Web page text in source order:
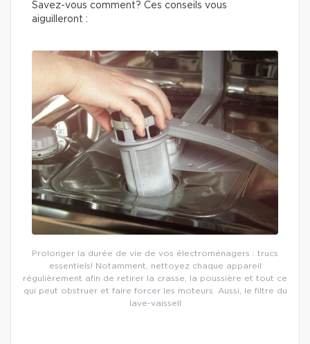
Savez-vous comment? Ces conseils vous
aiguilleront :
Prolonger la durée de vie de vos électroménagers : trucs
essentiels! Notamment, nettoyez chaque appareil
régulièrement afin de retirer la crasse, la poussière et tout ce
qui peut obstruer et faire forcer les moteurs. Aussi, le filtre du
lave-vaissell